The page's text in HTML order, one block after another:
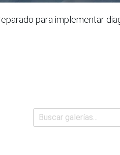
para implementar